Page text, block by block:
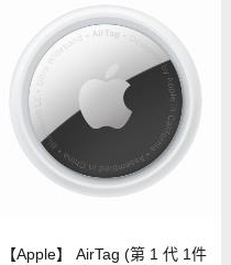
【Apple】 AirTag (第 1 代 1件